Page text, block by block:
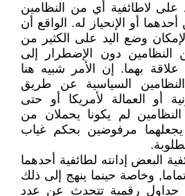
على لاطائفية أي من النظامين
أو الإنحياز له. الواقع أن
وضع اليد على الكثير من
النظامين دون الإضطرار إلى
بهما. إن الأمر شبيه هنا
السياسية عن طريق
أو العمالة لأمريكا أو حتى
لم يكونا يحملان من
يجعلهما مرفوضين بحكم غياب
البعض إدانته لطائفية أحدهما
وخاصة حينما ينهج إلى ذلك
جداول رقمية تتحدث عن عدد